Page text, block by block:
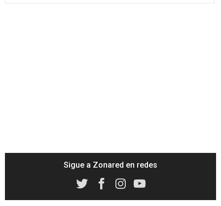
Sigue a Zonared en redes